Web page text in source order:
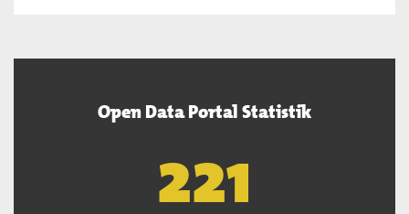
Open Data Portal Statistik
222